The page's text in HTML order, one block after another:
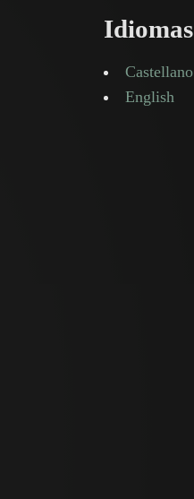
Idiomas
Castellano
English